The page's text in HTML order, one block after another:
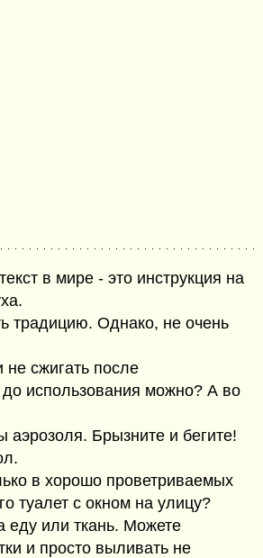
в мире - это инструкция на
традицию. Однако, не очень
не сжигать после
использования можно? А во
аэрозоля. Брызните и бегите!
в хорошо проветриваемых
туалет с окном на улицу?
еду или ткань. Можете
и просто выливать не